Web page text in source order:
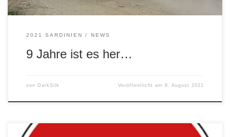
2021 SARDINIEN NEWS
9 Jahre ist es her…
von DarkSilk Veröffentlicht am8. August 2021